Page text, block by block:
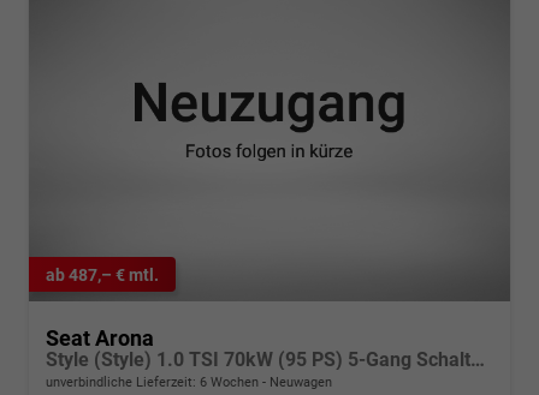
ab 487,– € mtl.
Seat Arona
Style (Style) 1.0 TSI 70kW (95 PS) 5-Gang Schaltgetriebe
unverbindliche Lieferzeit: 6 Wochen Neuwagen